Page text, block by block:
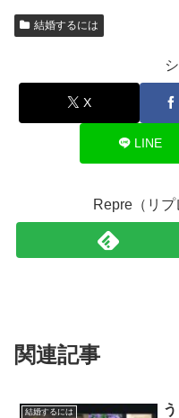
結婚するには
X
LINE
Repre（リ
関連記事
結婚するには